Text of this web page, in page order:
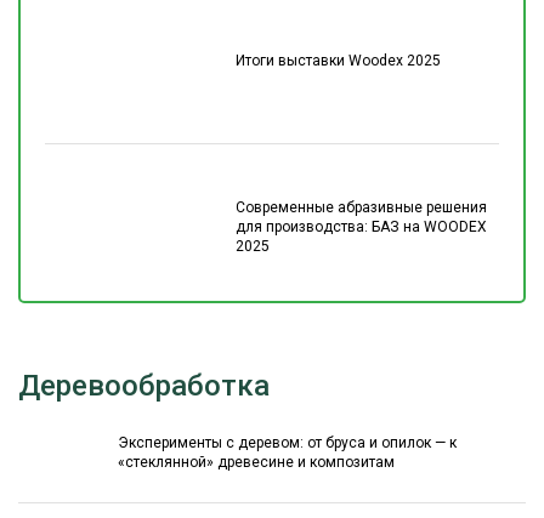
Итоги выставки Woodex 2025
Современные абразивные решения
для производства: БАЗ на WOODEX
2025
Деревообработка
Эксперименты с деревом: от бруса и опилок — к
«стеклянной» древесине и композитам